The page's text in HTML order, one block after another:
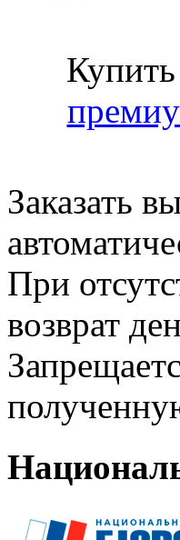
Заказать
При
возврат